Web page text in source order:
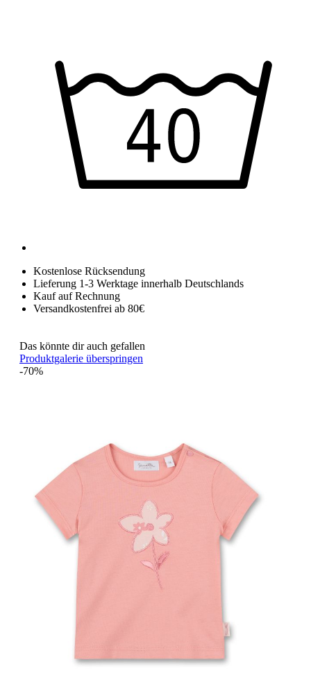
Kostenlose Rücksendung
Lieferung 1-3 Werktage innerhalb Deutschlands
Kauf auf Rechnung
Versandkostenfrei ab 80€
Das könnte dir auch gefallen
Produktgalerie überspringen
-70%